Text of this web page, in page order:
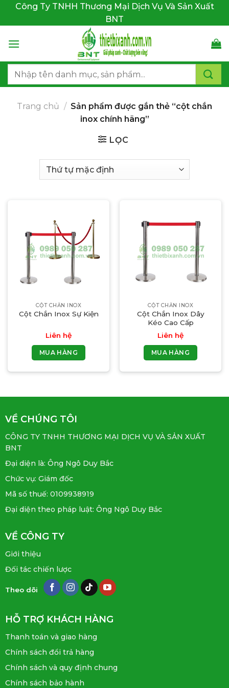
dung
Công Ty TNHH Thương Mại Dịch Vụ Và Sản Xuất
BNT
Tìm
Trang chủ / Sản phẩm được gắn thẻ “cột chắn
inox chính hãng”
LỌC
CỘT CHẮN INOX
Cột Chắn Inox Sự Kiện
Liên hệ
MUA HÀNG
CỘT CHẮN INOX
Cột Chắn Inox Dây
Kéo Cao Cấp
Liên hệ
MUA HÀNG
VỀ CHÚNG TÔI
CÔNG TY TNHH THƯƠNG MẠI DỊCH VỤ VÀ SẢN XUẤT
BNT
Đại diện là: Ông Ngô Duy Bắc
Chức vụ: Giám đốc
Mã số thuế: 0109938919
Đại diện theo pháp luật: Ông Ngô Duy Bắc
VỀ CÔNG TY
Giới thiệu
Đối tác chiến lược
Theo dõi
HỖ TRỢ KHÁCH HÀNG
Thanh toán và giao hàng
Chính sách đổi trả hàng
Chính sách và quy định chung
Chính sách bảo hành